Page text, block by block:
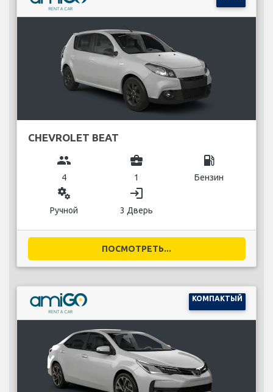
CHEVROLET BEAT
group
4
business_center
1
local_gas_station
Бензин
miscellaneous_services
Ручной
login
3 Дверь
ПОСМОТРЕТЬ...
КОМПАКТЫЙ